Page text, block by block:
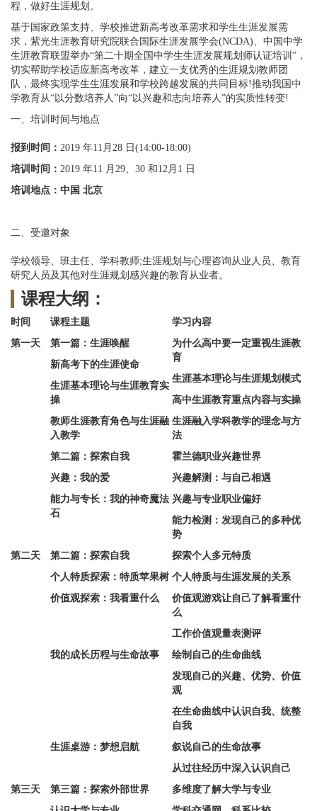
程，做好生涯规划。
基于国家政策支持、学校推进新高考改革需求和学生生涯发展需
求，紫光生涯教育研究院联合国际生涯发展学会(NCDA)、中国中学
生涯教育联盟举办“第二十期全国中学生生涯发展规划师认证培训”，
切实帮助学校适应新高考改革，建立一支优秀的生涯规划教师团
队，最终实现学生生涯发展和学校跨越发展的共同目标!推动我国中
学教育从“以分数培养人”向“以兴趣和志向培养人”的实质性转变!
一、培训时间与地点
报到时间： 2019 年11月28 日(14:00-18:00)
培训时间： 2019 年11 月29、30 和12月1 日
培训地点：中国 北京
二、受邀对象
学校领导、班主任、学科教师;生涯规划与心理咨询从业人员、教育
研究人员及其他对生涯规划感兴趣的教育从业者。
课程大纲：
时间 课程主题
学习内容
第一天
第一篇：生涯唤醒
新高考下的生涯使命
生涯基本理论与生涯教育实
操
教师生涯教育角色与生涯融
入教学
为什么高中要一定重视生涯教
育
生涯基本理论与生涯规划模式
高中生涯教育重点内容与实操
生涯融入学科教学的理念与方
法
第二篇：探索自我
兴趣：我的爱
能力与专长：我的神奇魔法
石
霍兰德职业兴趣世界
兴趣解测：与自己相遇
兴趣与专业职业偏好
能力检测：发现自己的多种优
势
第二天
第二篇：探索自我
个人特质探索：特质苹果树
价值观探索：我看重什么
探索个人多元特质
个人特质与生涯发展的关系
价值观游戏让自己了解看重什
么
工作价值观量表测评
我的成长历程与生命故事
绘制自己的生命曲线
发现自己的兴趣、优势、价值
观
在生命曲线中认识自我、统整
自我
生涯桌游：梦想启航
叙说自己的生命故事
从过往经历中深入认识自己
第三天
第三篇：探索外部世界
多维度了解大学与专业